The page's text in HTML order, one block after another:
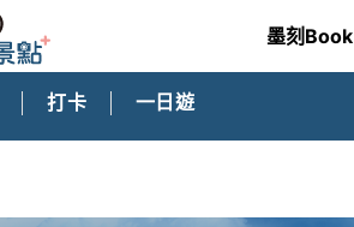
墨刻Book
打卡 一日遊